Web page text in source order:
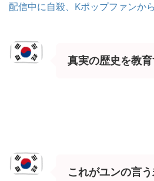
配信中に自殺、Kポップファンか
真実の歴史を教育
これがユンの言